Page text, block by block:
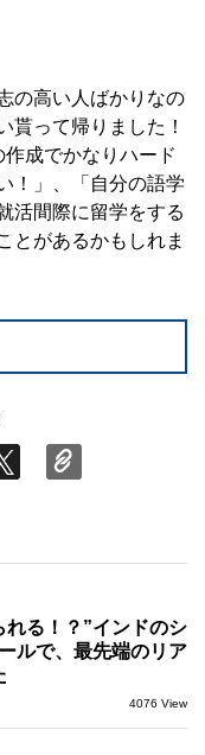
の高い人ばかりなの
貰って帰りました！
成でかなりハード
！」、「自分の語学
活間際に留学をする
とがあるかもしれま
る！？”インドのシ
ルで、最先端のリア
4076 View